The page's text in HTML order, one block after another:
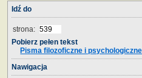
Idź do
strona:
Pobierz pełen tekst
Pisma filozoficzne i
Nawigacja